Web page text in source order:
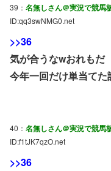
39： 名無しさん＠実況で競馬
ID:qq3swNMG0.net
>>36
気が合うなwおれもだ
今年一回だけ単当てた
40： 名無しさん＠実況で競馬
ID:f1tJK7qzO.net
>>36